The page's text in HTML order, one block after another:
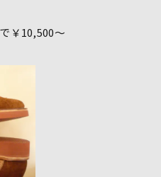
￥10,500～